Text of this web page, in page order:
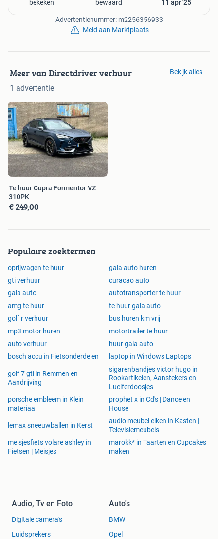
bekeken bewaard 11 apr '25
Advertentienummer: m2256356933
Meld aan Marktplaats
Meer van Directdriver verhuur
1 advertentie
Bekijk alles
Te huur Cupra Formentor VZ
310PK
€ 249,00
Populaire zoektermen
oprijwagen te huur
gala auto huren
gti verhuur
curacao auto
gala auto
autotransporter te huur
amg te huur
te huur gala auto
golf r verhuur
bus huren km vrij
mp3 motor huren
motortrailer te huur
auto verhuur
huur gala auto
bosch accu in Fietsonderdelen
laptop in Windows Laptops
golf 7 gti in Remmen en
Aandrijving
sigarenbandjes victor hugo in
Rookartikelen, Aanstekers en
Luciferdoosjes
porsche embleem in Klein
materiaal
prophet x in Cd's | Dance en
House
lemax sneeuwballen in Kerst
audio meubel eiken in Kasten |
Televisiemeubels
meisjesfiets volare ashley in
Fietsen | Meisjes
marokk* in Taarten en Cupcakes
maken
Audio, Tv en Foto
Digitale camera's
Luidsprekers
Auto's
BMW
Opel